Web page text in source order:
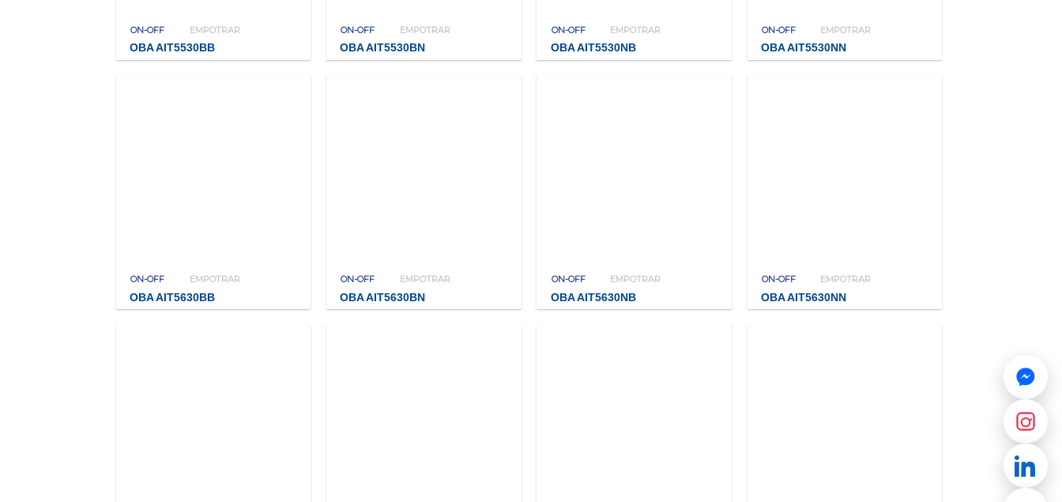
ON-OFF EMPOTRAR
OBA AIT5530BB
ON-OFF EMPOTRAR
OBA AIT5530BN
ON-OFF EMPOTRAR
OBA AIT5530NB
ON-OFF EMPOTRAR
OBA AIT5530NN
ON-OFF EMPOTRAR
OBA AIT5630BB
ON-OFF EMPOTRAR
OBA AIT5630BN
ON-OFF EMPOTRAR
OBA AIT5630NB
ON-OFF EMPOTRAR
OBA AIT5630NN